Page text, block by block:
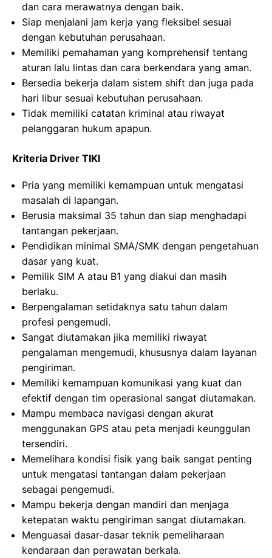
dan cara merawatnya dengan baik.
Siap menjalani jam kerja yang fleksibel sesuai
dengan kebutuhan perusahaan.
Memiliki pemahaman yang komprehensif tentang
aturan lalu lintas dan cara berkendara yang aman.
Bersedia bekerja dalam sistem shift dan juga pada
hari libur sesuai kebutuhan perusahaan.
Tidak memiliki catatan kriminal atau riwayat
pelanggaran hukum apapun.
Kriteria Driver TIKI
Pria yang memiliki kemampuan untuk mengatasi
masalah di lapangan.
Berusia maksimal 35 tahun dan siap menghadapi
tantangan pekerjaan.
Pendidikan minimal SMA/SMK dengan pengetahuan
dasar yang kuat.
Pemilik SIM A atau B1 yang diakui dan masih
berlaku.
Berpengalaman setidaknya satu tahun dalam
profesi pengemudi.
Sangat diutamakan jika memiliki riwayat
pengalaman mengemudi, khususnya dalam layanan
pengiriman.
Memiliki kemampuan komunikasi yang kuat dan
efektif dengan tim operasional sangat diutamakan.
Mampu membaca navigasi dengan akurat
menggunakan GPS atau peta menjadi keunggulan
tersendiri.
Memelihara kondisi fisik yang baik sangat penting
untuk mengatasi tantangan dalam pekerjaan
sebagai pengemudi.
Mampu bekerja dengan mandiri dan menjaga
ketepatan waktu pengiriman sangat diutamakan.
Menguasai dasar-dasar teknik pemeliharaan
kendaraan dan perawatan berkala.